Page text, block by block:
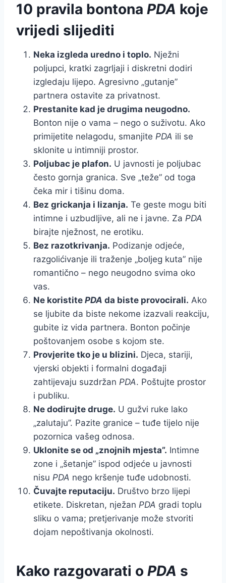
10 pravila bontona PDA koje
vrijedi slijediti
Neka izgleda uredno i toplo. Nježni
poljupci, kratki zagrljaji i diskretni dodiri
izgledaju lijepo. Agresivno „gutanje”
partnera ostavite za privatnost.
Prestanite kad je drugima neugodno.
Bonton nije o vama – nego o suživotu. Ako
primijetite nelagodu, smanjite PDA ili se
sklonite u intimniji prostor.
Poljubac je plafon. U javnosti je poljubac
često gornja granica. Sve „teže” od toga
čeka mir i tišinu doma.
Bez grickanja i lizanja. Te geste mogu biti
intimne i uzbudljive, ali ne i javne. Za PDA
birajte nježnost, ne erotiku.
Bez razotkrivanja. Podizanje odjeće,
razgolićivanje ili traženje „boljeg kuta” nije
romantično – nego neugodno svima oko
vas.
Ne koristite PDA da biste provocirali. Ako
se ljubite da biste nekome izazvali reakciju,
gubite iz vida partnera. Bonton počinje
poštovanjem osobe s kojom ste.
Provjerite tko je u blizini. Djeca, stariji,
vjerski objekti i formalni događaji
zahtijevaju suzdržan PDA. Poštujte prostor
i publiku.
Ne dodirujte druge. U gužvi ruke lako
„zalutaju”. Pazite granice – tuđe tijelo nije
pozornica vašeg odnosa.
Uklonite se od „znojnih mjesta”. Intimne
zone i „šetanje” ispod odjeće u javnosti
nisu PDA nego kršenje tuđe udobnosti.
Čuvajte reputaciju. Društvo brzo lijepi
etikete. Diskretan, nježan PDA gradi toplu
sliku o vama; pretjerivanje može stvoriti
dojam nepoštivanja okolnosti.
Kako razgovarati o PDA s